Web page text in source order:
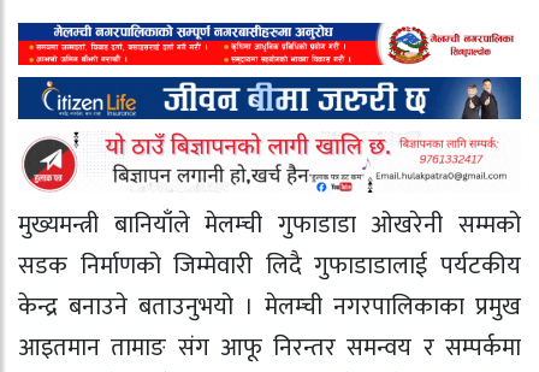
मुख्यमन्त्री बानियाँले मेलम्ची गुफाडाडा ओखरेनी सम्मको
सडक निर्माणको जिम्मेवारी लिदै गुफाडाडालाई पर्यटकीय
केन्द्र बनाउने बताउनुभयो । मेलम्ची नगरपालिकाका प्रमुख
आइतमान तामाङ संग आफू निरन्तर समन्वय र सम्पर्कमा